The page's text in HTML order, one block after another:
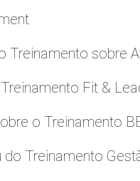
Treinamento sobre
Fit &
o Treinamento
Treinamento